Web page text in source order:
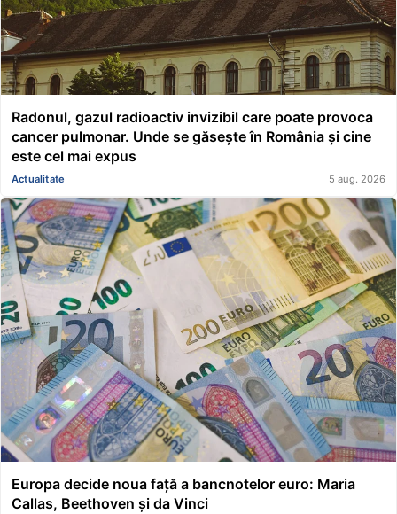
Radonul, gazul radioactiv invizibil care poate provoca
cancer pulmonar. Unde se găsește în România și cine
este cel mai expus
Actualitate 5 aug. 2026
Europa decide noua față a bancnotelor euro: Maria
Callas, Beethoven și da Vinci